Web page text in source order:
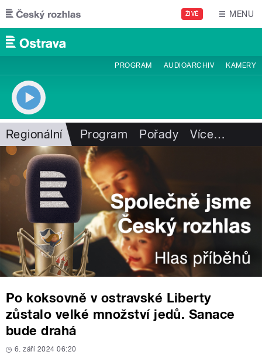
Přejít k hlavnímu obsahu
ŽIVĚ MENU
PROGRAM AUDIOARCHIV KAMERY
Regionální Program Pořady Více…
Po koksovně v ostravské Liberty
zůstalo velké množství jedů. Sanace
bude drahá
6. září 2024 06:20